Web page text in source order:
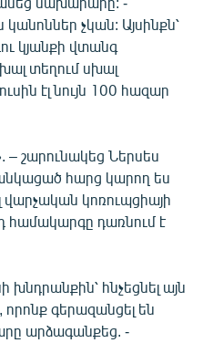
չկան: Այսինքն՝
կյանքի վտանգ
տեղում սխալ
էլ նույն 100 հազար
շարունակեց Ներսես
հարց կարող ես
վարչական կոռուպցիայի
համակարգը դառնում է
խնդրանքին՝ հնչեցնել այն
որոնք գերազանցել են
արձագանքեց. -